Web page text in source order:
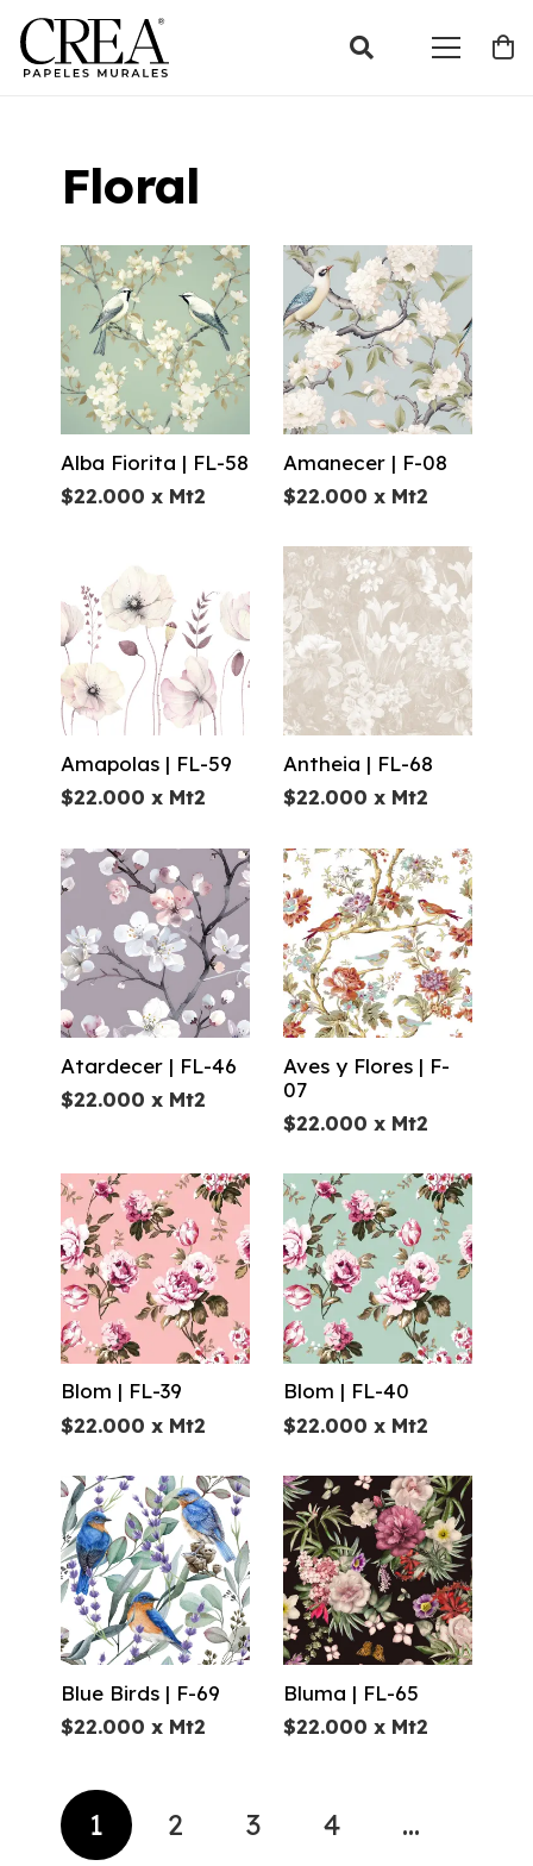
Floral
Alba Fiorita | FL-58
$22.000 x Mt2
Amanecer | F-08
$22.000 x Mt2
Amapolas | FL-59
$22.000 x Mt2
Antheia | FL-68
$22.000 x Mt2
Atardecer | FL-46
$22.000 x Mt2
Aves y Flores | F-
07
$22.000 x Mt2
Blom | FL-39
$22.000 x Mt2
Blom | FL-40
$22.000 x Mt2
Blue Birds | F-69
$22.000 x Mt2
Bluma | FL-65
$22.000 x Mt2
1 2 3 4 …